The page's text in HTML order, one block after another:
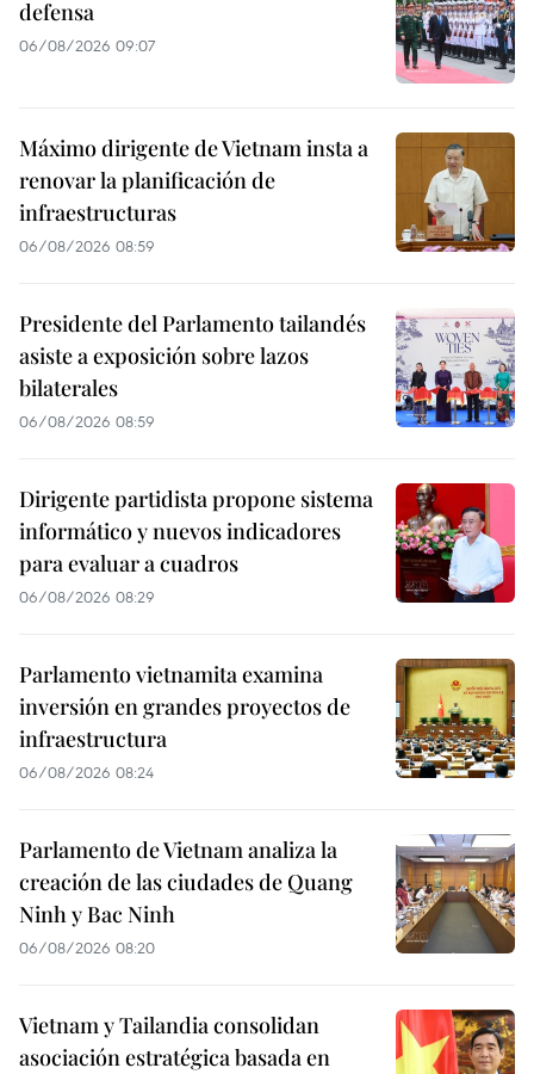
defensa
06/08/2026 09:07
Máximo dirigente de Vietnam insta a
renovar la planificación de
infraestructuras
06/08/2026 08:59
Presidente del Parlamento tailandés
asiste a exposición sobre lazos
bilaterales
06/08/2026 08:59
Dirigente partidista propone sistema
informático y nuevos indicadores
para evaluar a cuadros
06/08/2026 08:29
Parlamento vietnamita examina
inversión en grandes proyectos de
infraestructura
06/08/2026 08:24
Parlamento de Vietnam analiza la
creación de las ciudades de Quang
Ninh y Bac Ninh
06/08/2026 08:20
Vietnam y Tailandia consolidan
asociación estratégica basada en